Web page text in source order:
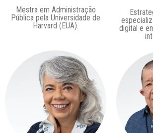
Mestra em Administração
Pública pela Universidade de
Harvard (EUA).
digital e